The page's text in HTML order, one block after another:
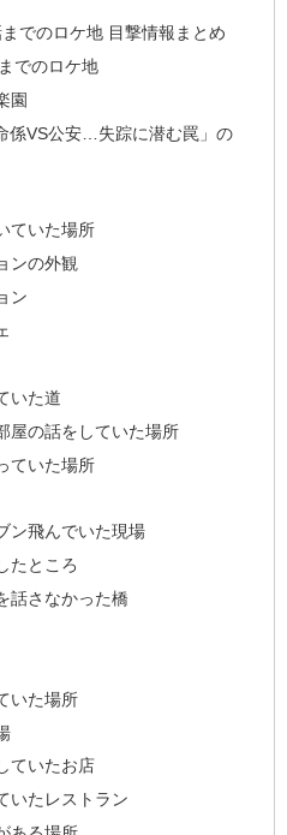
でのロケ地 目撃情報まとめ
でのロケ地
園
係VS公安…失踪に潜む罠」の
ていた場所
ンの外観
ン
いた道
屋の話をしていた場所
ていた場所
ン飛んでいた現場
たところ
話さなかった橋
いた場所
ていたお店
いたレストラン